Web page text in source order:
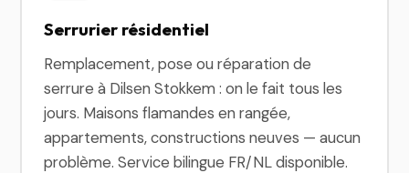
Serrurier résidentiel
Remplacement, pose ou réparation de
serrure à Dilsen Stokkem : on le fait tous les
jours. Maisons flamandes en rangée,
appartements, constructions neuves — aucun
problème. Service bilingue FR/NL disponible.